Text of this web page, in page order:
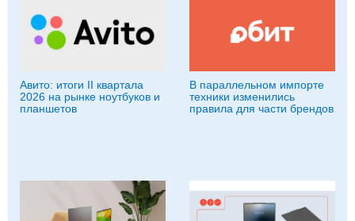
Авито: итоги II квартала
2026 на рынке ноутбуков и
планшетов
В параллельном импорте
техники изменились
правила для части брендов